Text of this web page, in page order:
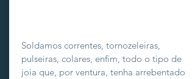
Soldamos correntes, tornozeleiras,
pulseiras, colares, enfim, todo o tipo de
joia que, por ventura, tenha arrebentado